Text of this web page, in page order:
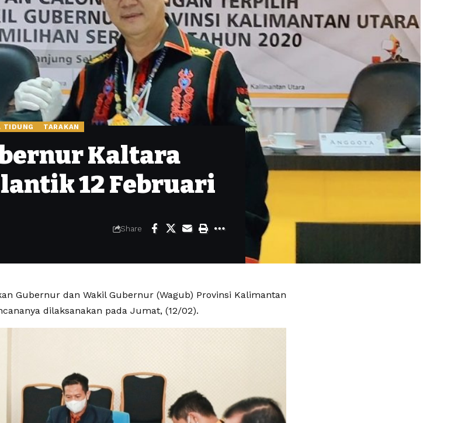
TIDUNG TARAKAN
Kaltara
12 Februari
Share
Gubernur dan Wakil Gubernur (Wagub) Provinsi Kalimantan
dilaksanakan pada Jumat, (12/02).